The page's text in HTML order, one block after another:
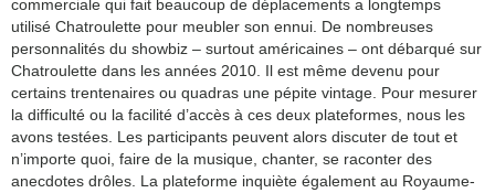
commerciale qui fait beaucoup de déplacements a longtemps
utilisé Chatroulette pour meubler son ennui. De nombreuses
personnalités du showbiz – surtout américaines – ont débarqué sur
Chatroulette dans les années 2010. Il est même devenu pour
certains trentenaires ou quadras une pépite vintage. Pour mesurer
la difficulté ou la facilité d’accès à ces deux plateformes, nous les
avons testées. Les participants peuvent alors discuter de tout et
n’importe quoi, faire de la musique, chanter, se raconter des
anecdotes drôles. La plateforme inquiète également au Royaume-